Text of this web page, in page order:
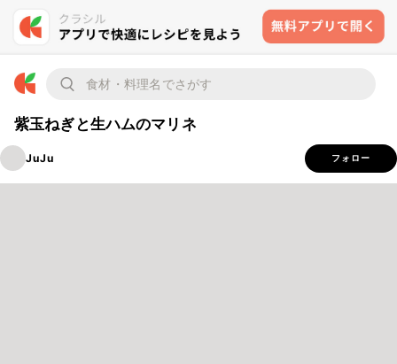
紫玉ねぎと生ハムのマリネ
JuJu フォロー